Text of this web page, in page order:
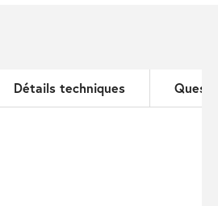
Détails techniques